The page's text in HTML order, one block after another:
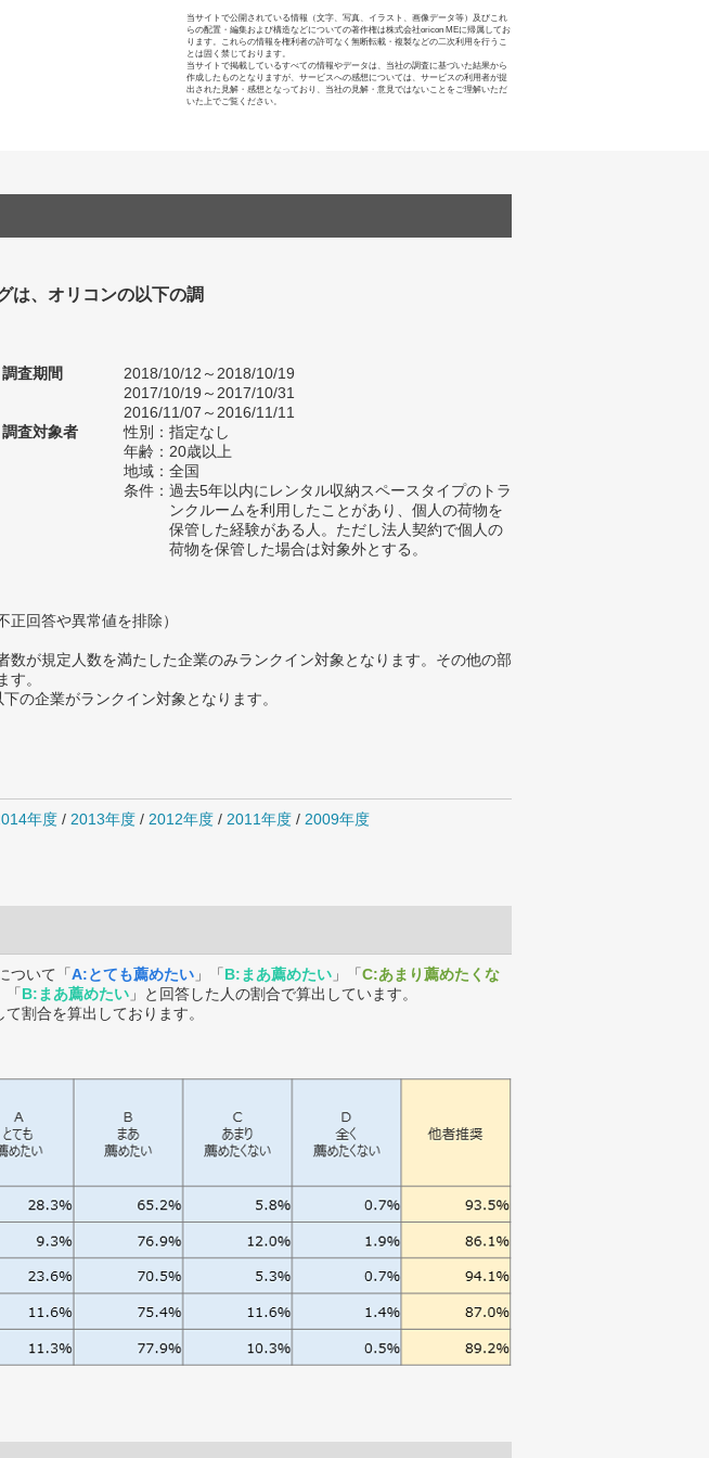
当サイトで公開されている情報（文字、写真、イラスト、画像データ等）及びこれ
らの配置・編集および構造などについての著作権は株式会社oricon MEに帰属してお
ります。これらの情報を権利者の許可なく無断転載・複製などの二次利用を行うこ
とは固く禁じております。
当サイトで掲載しているすべての情報やデータは、当社の調査に基づいた結果から
作成したものとなりますが、サービスへの感想については、サービスの利用者が提
出された見解・感想となっており、当社の見解・意見ではないことをご理解いただ
いた上でご覧ください。
は、オリコンの以下の調
調査期間
2018/10/12～2018/10/19
2017/10/19～2017/10/31
2016/11/07～2016/11/11
調査対象者
性別：指定なし
年齢：20歳以上
地域：全国
条件：過去5年以内にレンタル収納スペースタイプのトラ
ンクルームを利用したことがあり、個人の荷物を
保管した経験がある人。ただし法人契約で個人の
荷物を保管した場合は対象外とする。
回答や異常値を排除）
が規定人数を満たした企業のみランクイン対象となります。その他の部
。
の企業がランクイン対象となります。
年度 / 2013年度 / 2012年度 / 2011年度 / 2009年度
ついて「A:とても薦めたい 」「B:まあ薦めたい 」「C:あまり薦めたくな
「B:まあ薦めたい 」と回答した人の割合で算出しています。
割合を算出しております。